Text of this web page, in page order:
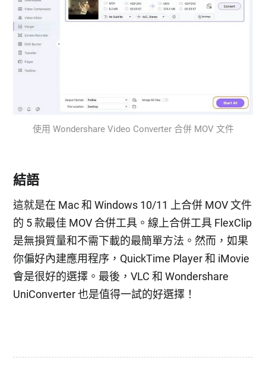
使用 Wondershare Video Converter 合併 MOV 文件
結語
這就是在 Mac 和 Windows 10/11 上合併 MOV 文件
的 5 款最佳 MOV 合併工具。線上合併工具 FlexClip
是無損質量和不需下載的最簡單方法。然而，如果
你偏好內建應用程序，QuickTime Player 和 iMovie
會是很好的選擇。最後，VLC 和 Wondershare
UniConverter 也是值得一試的好選擇！